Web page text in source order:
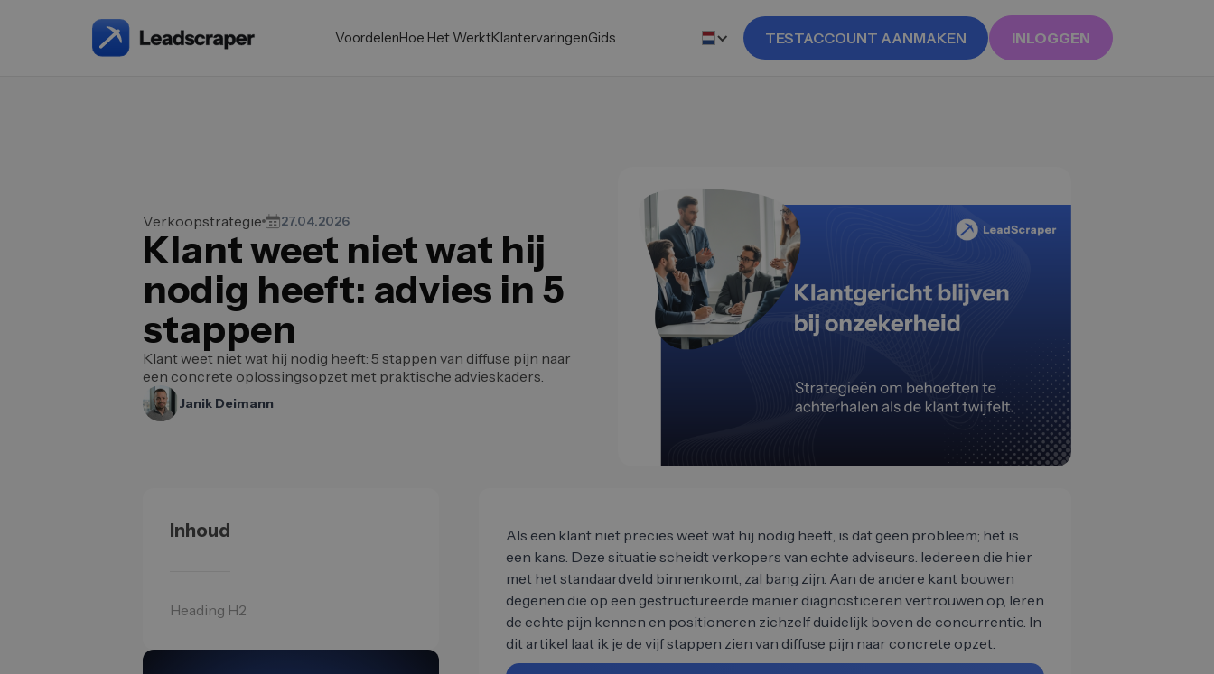
VoordelenHoe Het WerktKlantervaringenGids TESTACCOUNT AANMAKEN INLOGGEN
Verkoopstrategie 27.04.2026
Klant weet niet wat hij
nodig heeft: advies in 5
stappen
Klant weet niet wat hij nodig heeft: 5 stappen van diffuse pijn naar
een concrete oplossingsopzet met praktische advieskaders.
Janik Deimann
Inhoud
Heading H2
Als een klant niet precies weet wat hij nodig heeft, is dat geen probleem; het is
een kans. Deze situatie scheidt verkopers van echte adviseurs. Iedereen die hier
met het standaardveld binnenkomt, zal bang zijn. Aan de andere kant bouwen
degenen die op een gestructureerde manier diagnosticeren vertrouwen op, leren
de echte pijn kennen en positioneren zichzelf duidelijk boven de concurrentie. In
dit artikel laat ik je de vijf stappen zien van diffuse pijn naar concrete opzet.